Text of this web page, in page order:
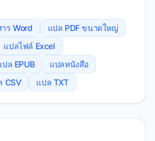
ร Word
แปล PDF ขนาดใหญ่
แปลไฟล์ Excel
ปล EPUB
แปลหนังสือ
CSV แปล TXT